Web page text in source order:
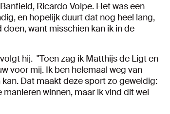
Ricardo Volpe. Het was een
en hopelijk duurt dat nog heel lang,
want misschien kan ik in de
hij. "Toen zag ik Matthijs de Ligt en
voor mij. Ik ben helemaal weg van
Dat maakt deze sport zo geweldig:
winnen, maar ik vind dit wel